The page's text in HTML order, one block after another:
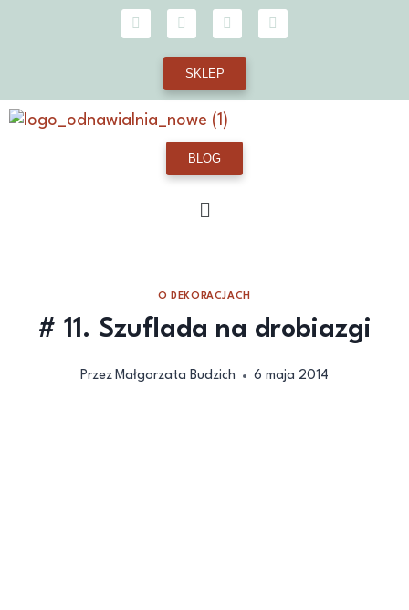
SKLEP
BLOG
O DEKORACJACH
# 11. Szuflada na drobiazgi
Przez Małgorzata Budzich 6 maja 2014